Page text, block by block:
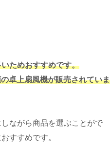
ためおすすめです。
卓上扇風機が販売されていま
ながら商品を選ぶことがで
すすめです。